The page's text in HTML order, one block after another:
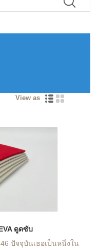
View as
ดูดซับ
ปัจจุบันเธอเป็นหนึ่งใน